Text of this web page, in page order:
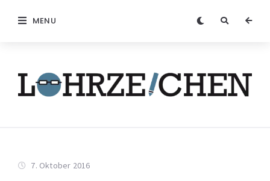
MENU
7. Oktober 2016